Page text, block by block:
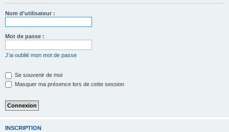
Nom d’utilisateur :
Mot de passe :
J’ai oublié mon mot de passe
Se souvenir de moi
Masquer ma présence lors de cette session
INSCRIPTION